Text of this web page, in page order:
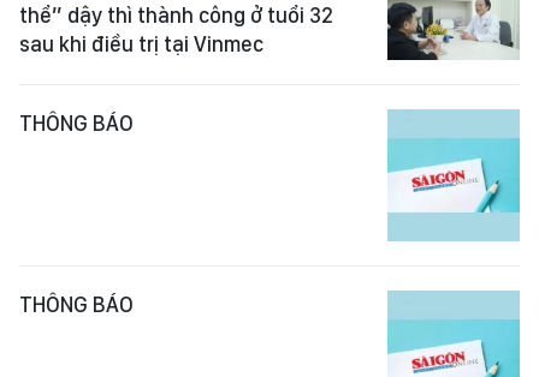
thể” dậy thì thành công ở tuổi 32
sau khi điều trị tại Vinmec
THÔNG BÁO
THÔNG BÁO